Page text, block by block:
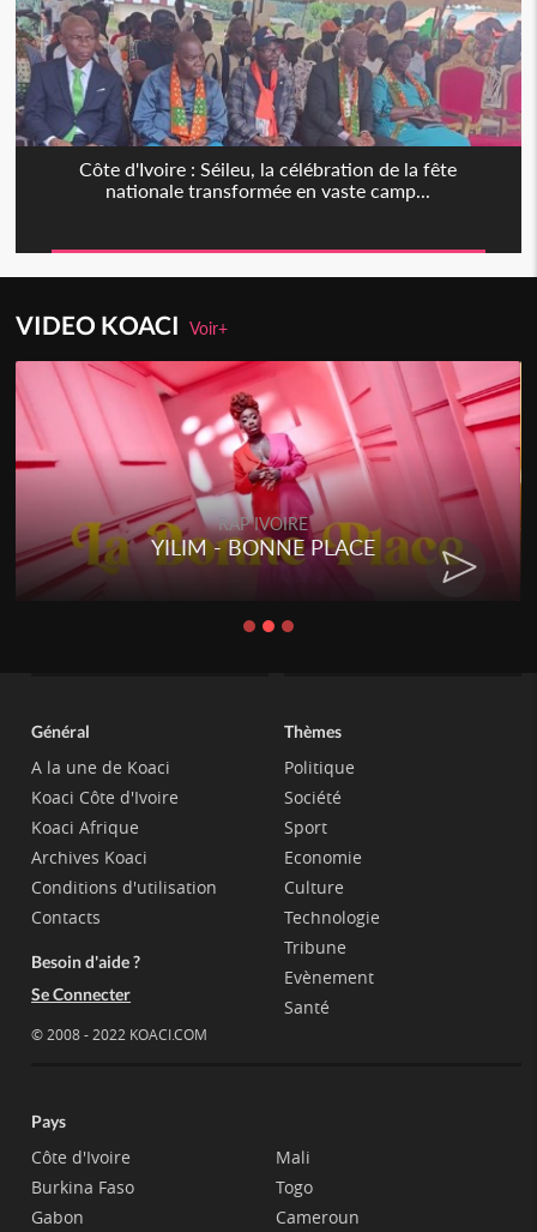
Côte d'Ivoire : Séileu, la célébration de la fête
nationale transformée en vaste camp...
VIDEO KOACIVoir+
RAP IVOIRE
YILIM - BONNE PLACE
Général
A la une de Koaci
Koaci Côte d'Ivoire
Koaci Afrique
Archives Koaci
Conditions d'utilisation
Contacts
Besoin d'aide ?
Se Connecter
© 2008 - 2022 KOACI.COM
Thèmes
Politique
Société
Sport
Economie
Culture
Technologie
Tribune
Evènement
Santé
Pays
Côte d'Ivoire
Burkina Faso
Gabon
Mali
Togo
Cameroun